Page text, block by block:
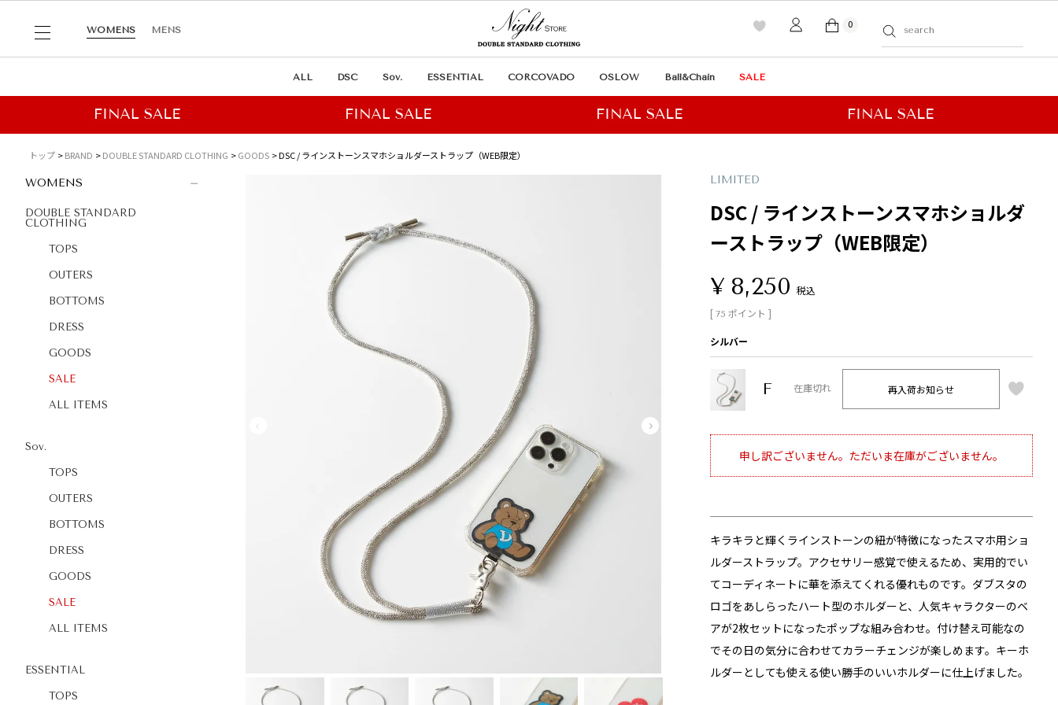
WOMENS MENS
0
ALL DSC Sov. ESSENTIAL CORCOVADO OSLOW Ball&Chain SALE
トップ BRAND DOUBLE STANDARD CLOTHING GOODS DSC / ラインストーンスマホショルダーストラップ（WEB限定）
WOMENS
DOUBLE STANDARD
CLOTHING
TOPS
OUTERS
BOTTOMS
DRESS
GOODS
SALE
ALL ITEMS
Sov.
TOPS
OUTERS
BOTTOMS
DRESS
GOODS
SALE
ALL ITEMS
ESSENTIAL
TOPS
LIMITED
DSC / ラインストーンスマホショルダ
ーストラップ（WEB限定）
¥ 8,250 税込
[ 75 ポイント ]
シルバー
F 在庫切れ 再入荷お知らせ
申し訳ございません。ただいま在庫がございません。
キラキラと輝くラインストーンの紐が特徴になったスマホ用ショ
ルダーストラップ。アクセサリー感覚で使えるため、実用的でい
てコーディネートに華を添えてくれる優れものです。ダブスタの
ロゴをあしらったハート型のホルダーと、人気キャラクターのベ
アが2枚セットになったポップな組み合わせ。付け替え可能なの
でその日の気分に合わせてカラーチェンジが楽しめます。キーホ
ルダーとしても使える使い勝手のいいホルダーに仕上げました。